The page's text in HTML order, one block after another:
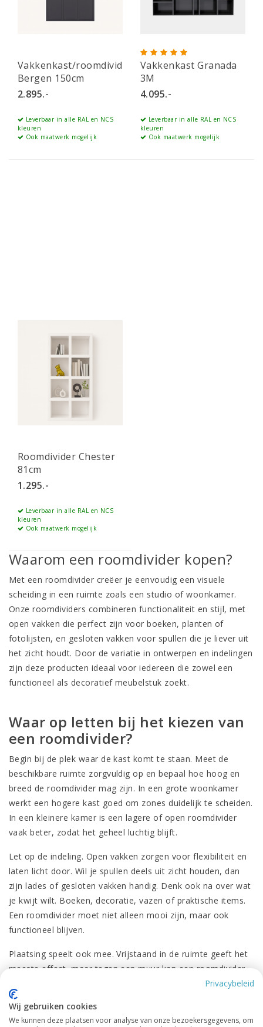
Vakkenkast/roomdivider
Bergen 150cm
2.895.-
Leverbaar in alle RAL en NCS
kleuren
Ook maatwerk mogelijk
Vakkenkast Granada
3M
4.095.-
Leverbaar in alle RAL en NCS
kleuren
Ook maatwerk mogelijk
Roomdivider Chester
81cm
1.295.-
Leverbaar in alle RAL en NCS
kleuren
Ook maatwerk mogelijk
Waarom een roomdivider kopen?
Met een roomdivider creëer je eenvoudig een visuele
scheiding in een ruimte zoals een studio ofwoonkamer.
Onze roomdividers combineren functionaliteit en stijl, met
open vakken die perfect zijn voor boeken, planten of
fotolijsten, en gesloten vakken voor spullen die je liever uit
het zicht houdt. Door de variatie in ontwerpen en indelingen
zijn deze producten ideaal voor iedereen die zowel een
functioneel als decoratief meubelstuk zoekt.
Waar op letten bij het kiezen van
een roomdivider?
Begin bij de plek waar de kast komt te staan. Meet de
beschikbare ruimte zorgvuldig op en bepaal hoe hoog en
breed de roomdivider mag zijn. In een grote woonkamer
werkt een hogere kast goed om zones duidelijk te scheiden.
In een kleinere kamer is een lagere of open roomdivider
vaak beter, zodat het geheel luchtig blijft.
Let op de indeling. Open vakken zorgen voor flexibiliteit en
laten licht door. Wil je spullen deels uit zicht houden, dan
zijn lades of gesloten vakken handig. Denk ook na over wat
je kwijt wilt. Boeken, decoratie, vazen of praktische items.
Een roomdivider moet niet alleen mooi zijn, maar ook
functioneel blijven.
Plaatsing speelt ook mee. Vrijstaand in de ruimte geeft het
meeste effect, maar tegen een muur kan een roomdivider
juist extra opbergruimte opleveren. In beide gevallen geldt
dat de kast recht en stabiel moet staan. Onze vakkenkasten
zijn eenvoudig te monteren en ontworpen om stevig te
Privacybeleid
Wij gebruiken cookies
We kunnen deze plaatsen voor analyse van onze bezoekersgegevens, om